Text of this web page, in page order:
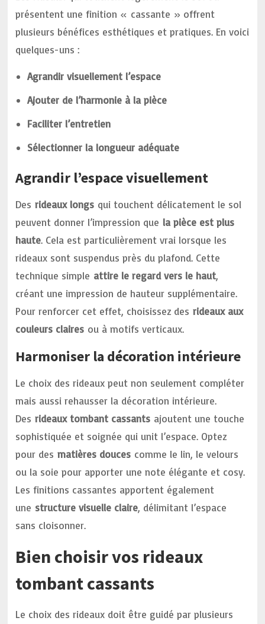
présentent une finition « cassante » offrent
plusieurs bénéfices esthétiques et pratiques. En voici
quelques-uns :
Agrandir visuellement l’espace
Ajouter de l’harmonie à la pièce
Faciliter l’entretien
Sélectionner la longueur adéquate
Agrandir l’espace visuellement
Desrideaux longs qui touchent délicatement le sol
peuvent donner l’impression que la pièce est plus
haute. Cela est particulièrement vrai lorsque les
rideaux sont suspendus près du plafond. Cette
technique simple attire le regard vers le haut,
créant une impression de hauteur supplémentaire.
Pour renforcer cet effet, choisissez desrideaux aux
couleurs claires ou à motifs verticaux.
Harmoniser la décoration intérieure
Le choix des rideaux peut non seulement compléter
mais aussi rehausser la décoration intérieure.
Desrideaux tombant cassants ajoutent une touche
sophistiquée et soignée qui unit l’espace. Optez
pour desmatières douces comme le lin, le velours
ou la soie pour apporter une note élégante et cosy.
Les finitions cassantes apportent également
une structure visuelle claire, délimitant l’espace
sans cloisonner.
Bien choisir vos rideaux
tombant cassants
Le choix des rideaux doit être guidé par plusieurs